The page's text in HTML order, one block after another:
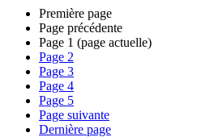
Première page
Page précédente
Page 1 (page actuelle)
Page 2
Page 3
Page 4
Page 5
Page suivante
Dernière page